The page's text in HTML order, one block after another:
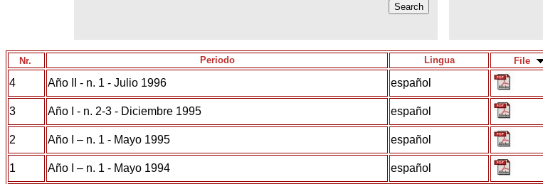
Nr. Periodo Lingua File
4 Año II - n. 1 - Julio 1996 español
3 Año I - n. 2-3 - Diciembre 1995 español
2 Año I – n. 1 - Mayo 1995 español
1 Año I – n. 1 - Mayo 1994 español